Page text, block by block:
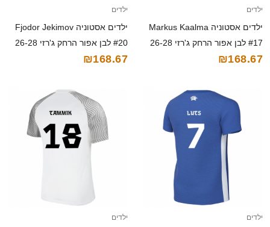
ילדים
ילדים אסטוניה Markus Kaalma
#17 לבן אפור הרחק ג'רזי 26-28
חולצה קצרה
₪168.67
ילדים
ילדים אסטוניה Fjodor Jekimov
#20 לבן אפור הרחק ג'רזי 26-28
חולצה קצרה
₪168.67
ילדים ילדים